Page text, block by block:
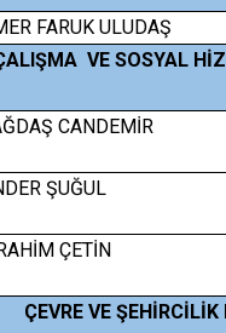
FARUK ULUDAŞ
VE SOSYAL
CANDEMİR
ŞUĞUL
ÇETİN
ÇEVRE VE